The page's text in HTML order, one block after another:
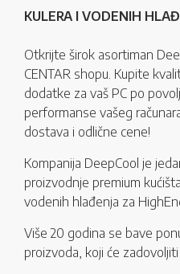
KULERA I VODENIH
Otkrijte širok asortiman
CENTAR shopu. Kupite
dodatke za vaš PC po
performanse vašeg
dostava i odlične cene!
Kompanija DeepCool je
proizvodnje premium
vodenih hlađenja za
Više 20 godina se bave
proizvoda, koji će